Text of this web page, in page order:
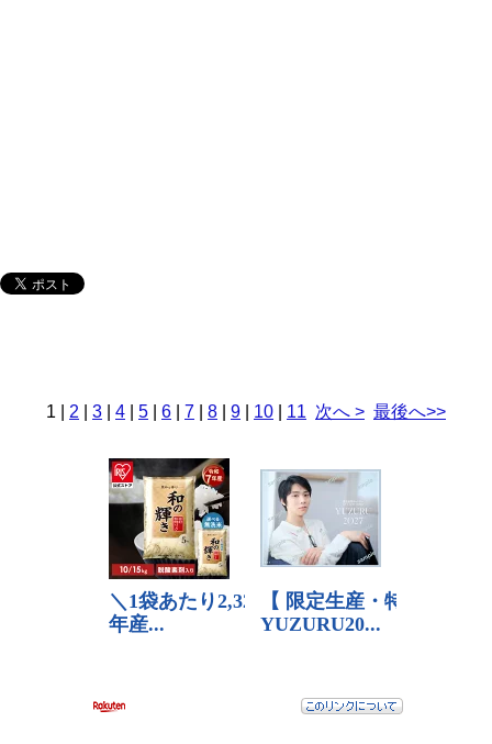
1 2 3 4 5 6 7 8 9 10 11 次へ > 最後へ>>